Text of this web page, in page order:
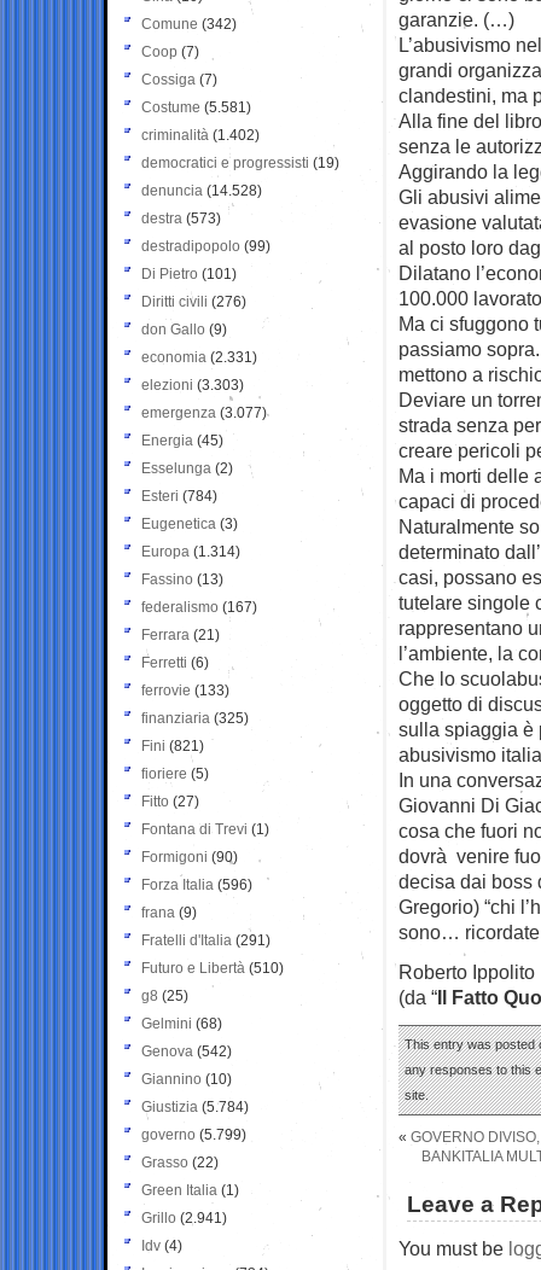
garanzie. (…)
L’abusivismo
grandi
clandestini, ma
Alla fine del
senza le
Aggirando la
Gli abusivi
evasione
al posto loro
Dilatano
100.000
Ma ci sfuggono
passiamo
mettono a
Deviare un
strada senza
creare pericoli
Ma i morti delle
capaci di
Naturalmente
determinato
casi, possano
tutelare singole
rappresentano
l’ambiente, la
Che lo
oggetto di
sulla spiaggia è
abusivismo
In una
Giovanni Di
cosa che fuori
dovrà venire
decisa dai boss
Gregorio) “chi
sono…
Roberto Ippolito
(da “Il Fatto
This entry was posted
any responses to this
site.
« GOVERNO
BANKITALIA
Leave a
You must be
Comune (342)
Coop (7)
Cossiga (7)
Costume (5.581)
criminalità (1.402)
democratici e progressisti (19)
denuncia (14.528)
destra (573)
destradipopolo (99)
Di Pietro (101)
Diritti civili (276)
don Gallo (9)
economia (2.331)
elezioni (3.303)
emergenza (3.077)
Energia (45)
Esselunga (2)
Esteri (784)
Eugenetica (3)
Europa (1.314)
Fassino (13)
federalismo (167)
Ferrara (21)
Ferretti (6)
ferrovie (133)
finanziaria (325)
Fini (821)
fioriere (5)
Fitto (27)
Fontana di Trevi (1)
Formigoni (90)
Forza Italia (596)
frana (9)
Fratelli d'Italia (291)
Futuro e Libertà (510)
g8 (25)
Gelmini (68)
Genova (542)
Giannino (10)
Giustizia (5.784)
governo (5.799)
Grasso (22)
Green Italia (1)
Grillo (2.941)
Idv (4)